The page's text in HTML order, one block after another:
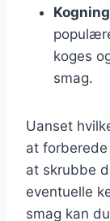
Kogning
koges
smag.
Uanset
at
at skrubbe
eventuelle
smag kan